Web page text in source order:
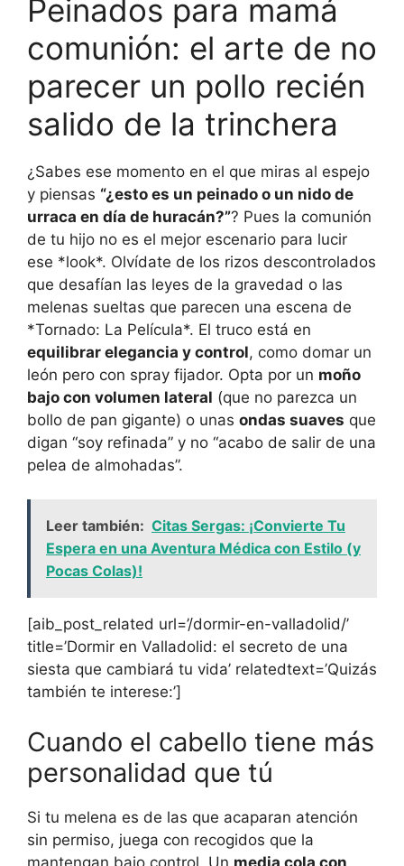
Peinados para mamá
comunión: el arte de no
parecer un pollo recién
salido de la trinchera
¿Sabes ese momento en el que miras al espejo
y piensas “¿esto es un peinado o un nido de
urraca en día de huracán?”? Pues la comunión
de tu hijo no es el mejor escenario para lucir
ese *look*. Olvídate de los rizos descontrolados
que desafían las leyes de la gravedad o las
melenas sueltas que parecen una escena de
*Tornado: La Película*. El truco está en
equilibrar elegancia y control, como domar un
león pero con spray fijador. Opta por un moño
bajo con volumen lateral (que no parezca un
bollo de pan gigante) o unas ondas suaves que
digan “soy refinada” y no “acabo de salir de una
pelea de almohadas”.
Leer también: Citas Sergas: ¡Convierte Tu
Espera en una Aventura Médica con Estilo (y
Pocas Colas)!
[aib_post_related url=’/dormir-en-valladolid/’
title=’Dormir en Valladolid: el secreto de una
siesta que cambiará tu vida’ relatedtext=’Quizás
también te interese:’]
Cuando el cabello tiene más
personalidad que tú
Si tu melena es de las que acaparan atención
sin permiso, juega con recogidos que la
mantengan bajo control. Un media cola con